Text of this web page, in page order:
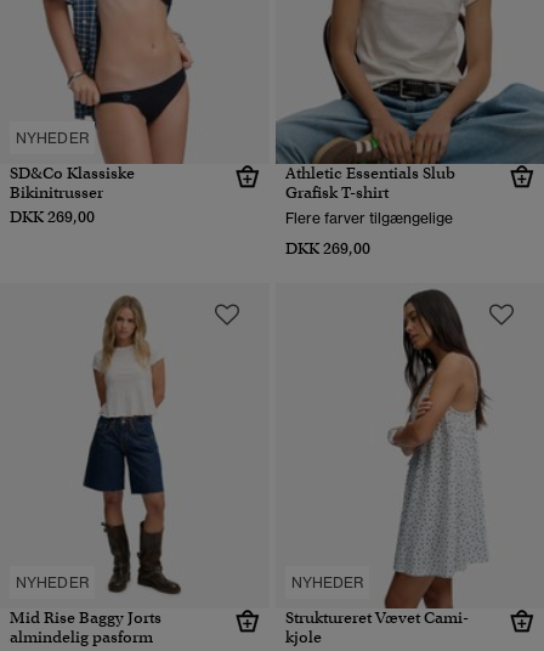
NYHEDER
SD&Co Klassiske
Bikinitrusser
DKK 269,00
Athletic Essentials Slub
Grafisk T-shirt
Flere farver tilgængelige
DKK 269,00
NYHEDER
Mid Rise Baggy Jorts
almindelig pasform
NYHEDER
Struktureret Vævet Cami-
kjole